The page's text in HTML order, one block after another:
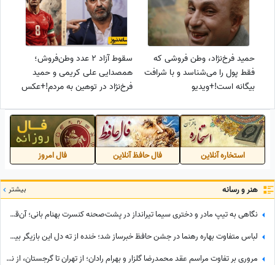
حمید فرخ‌نژاد، وطن فروشی که
فقط پول را می‌شناسد و با شرافت
بیگانه است!+ویدیو
سقوط آزاد 2 عدد وطن‌فروش؛
همصدایی علی کریمی و حمید
فرخ‌نژاد در توهین به مردم!+عکس
استخاره آنلاین فال حافظ آنلاین فال امروز
هنر و رسانه بیشتر
نگاهی به تیپ مادر و دختری سیما تیرانداز در پشت‌صحنه کنسرت بهنام بانی؛ آن‌قدر جوان که همه گفتند خواهرش است! + عکس
لباس متفاوت بهاره رهنما در جشن حافظ خبرساز شد؛ خنده از ته دل این بازیگر بیشتر از استایلش دیده شد
مروری بر تفاوت مراسم عقد محمدرضا گلزار و بهرام رادان؛ از تهران تا گرجستان، از نگاه عاشقانه رادان به مینا تا نگاه رو به آسمان گلزار هنگام خطبه عقد + عکس